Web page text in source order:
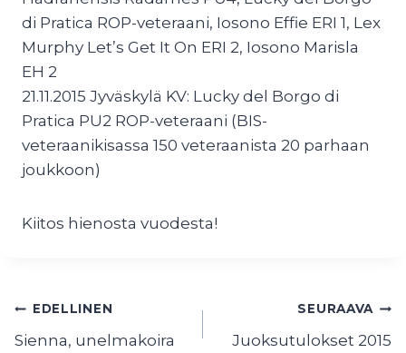
di Pratica ROP-veteraani, Iosono Effie ERI 1, Lex
Murphy Let’s Get It On ERI 2, Iosono Marisla
EH 2
21.11.2015 Jyväskylä KV: Lucky del Borgo di
Pratica PU2 ROP-veteraani (BIS-
veteraanikisassa 150 veteraanista 20 parhaan
joukkoon)
Kiitos hienosta vuodesta!
Artikkelien
EDELLINEN
Sienna, unelmakoira
SEURAAVA
Juoksutulokset 2015